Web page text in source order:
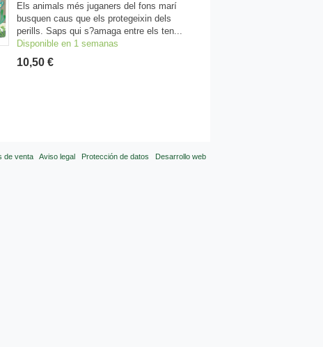
Els animals més juganers del fons marí
busquen caus que els protegeixin dels
perills. Saps qui s?amaga entre els ten...
Disponible en 1 semanas
10,50 €
de venta Aviso legal Protección de datos Desarrollo web